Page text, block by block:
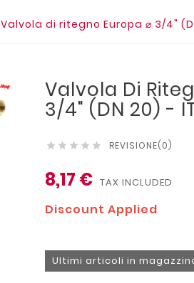
Valvola di ritegno Europa ⌀ 3/4"
Valvola Di
3/4" (DN 20) -
     REVISIONE(0)
8,17 € TAX INCLUDED
Discount Applied
Ultimi articoli in